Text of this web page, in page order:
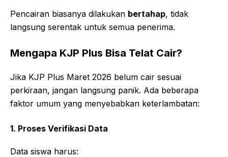
Pencairan biasanya dilakukan bertahap, tidak
langsung serentak untuk semua penerima.
Mengapa KJP Plus Bisa Telat Cair?
Jika KJP Plus Maret 2026 belum cair sesuai
perkiraan, jangan langsung panik. Ada beberapa
faktor umum yang menyebabkan keterlambatan:
1. Proses Verifikasi Data
Data siswa harus: